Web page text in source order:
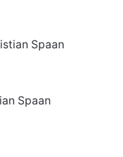
Spaan
Spaan